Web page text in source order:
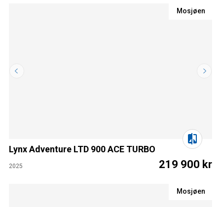
Mosjøen
Lynx Adventure LTD 900 ACE TURBO
2025 219 900 kr
Mosjøen